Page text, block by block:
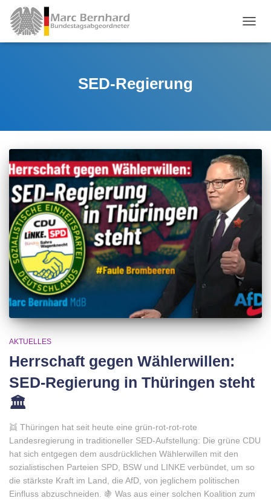
SED-Regierung
AKTUELLES
Herrschaft gegen Wählerwillen:
SED-Regierung in Thüringen steht
🏛
👯 Thüringen hat seit heute eine grün-rot-rot-rote
Landesregierung in traditioneller SED-Aufstellung: Die grüne CDU
hat sich entgegen dem ausdrücklichen Wählerwillen mit den
sozialistischen Parteien SPD, BSW und LINKE verbündet, um so
die stärkste Kraft im Land, die AfD, von jeglichem politischen
Einfluss abzuschneiden. 🍇 Was aus einer solchen Koalition zum